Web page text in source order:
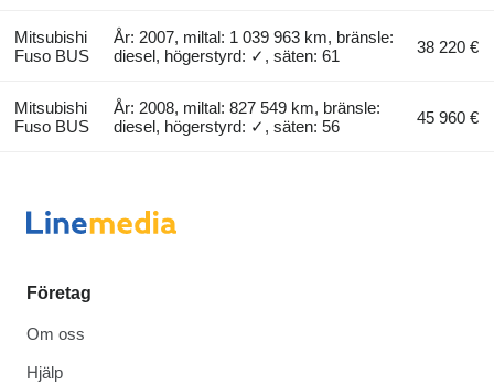
Mitsubishi
Fuso BUS
År: 2007, miltal: 1 039 963 km, bränsle:
diesel, högerstyrd: ✓, säten: 61
38 220 €
Mitsubishi
Fuso BUS
År: 2008, miltal: 827 549 km, bränsle:
diesel, högerstyrd: ✓, säten: 56
45 960 €
Företag
Om oss
Hjälp